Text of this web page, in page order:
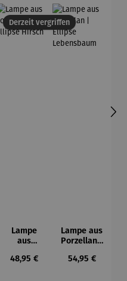
Derzeit vergriffen
Lampe
aus
| Ellipse
Regulärer Preis:
48,95 €
Lampe aus
Porzellan |
Lebensbau
Regulärer
54,95 €